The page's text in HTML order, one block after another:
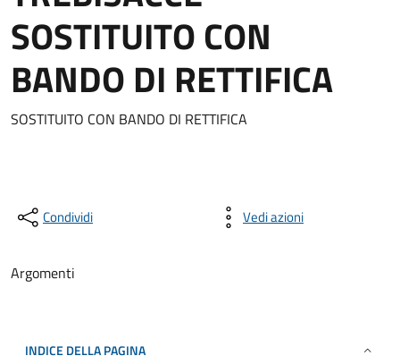
SOSTITUITO CON
BANDO DI RETTIFICA
SOSTITUITO CON BANDO DI RETTIFICA
Condividi Vedi azioni
Argomenti
INDICE DELLA PAGINA